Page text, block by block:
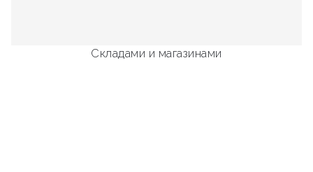
Складами и магазинами